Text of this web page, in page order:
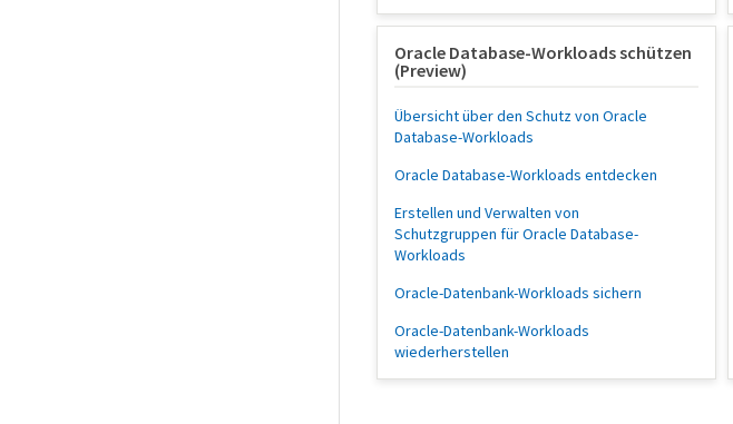
Oracle Database-Workloads schützen
(Preview)
Übersicht über den Schutz von Oracle
Database-Workloads
Oracle Database-Workloads entdecken
Erstellen und Verwalten von
Schutzgruppen für Oracle Database-
Workloads
Oracle-Datenbank-Workloads sichern
Oracle-Datenbank-Workloads
wiederherstellen